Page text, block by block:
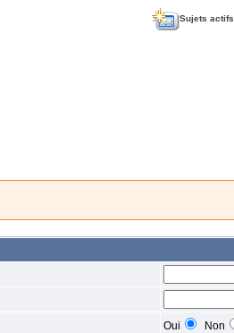
Sujets actifs
Oui
Non